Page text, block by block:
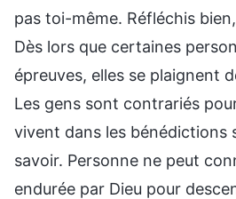
pas toi-même. Réfléchis
Dès lors que certaines
épreuves, elles se plaignent
Les gens sont contrariés
vivent dans les bénédictions
savoir. Personne ne peut
endurée par Dieu pour